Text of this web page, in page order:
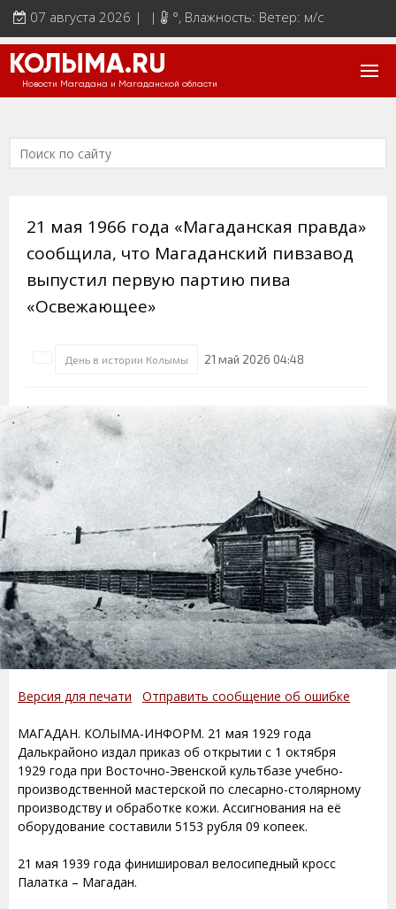
07 августа 2026 | | °, Влажность: Ветер: м/с
КОЛЫМА.RU
Новости Магадана и Магаданской области
21 мая 1966 года «Магаданская правда»
сообщила, что Магаданский пивзавод
выпустил первую партию пива
«Освежающее»
День в истории Колымы 21 май 2026 04:48
Версия для печати Отправить сообщение об ошибке
МАГАДАН. КОЛЫМА-ИНФОРМ. 21 мая 1929 года
Далькрайоно издал приказ об открытии с 1 октября
1929 года при Восточно-Эвенской культбазе учебно-
производственной мастерской по слесарно-столярному
производству и обработке кожи. Ассигнования на её
оборудование составили 5153 рубля 09 копеек.
21 мая 1939 года финишировал велосипедный кросс
Палатка – Магадан.